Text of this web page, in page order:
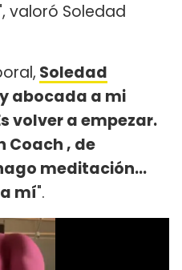
valoró Soledad
Soledad
abocada a mi
volver a empezar.
Coach , de
meditación...
mí".